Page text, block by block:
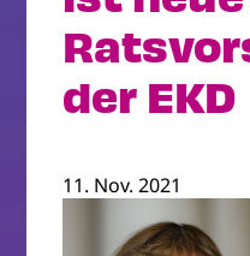
der EKD
11. Nov. 2021